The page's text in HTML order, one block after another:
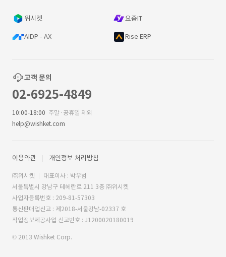
위시켓 요즘IT
AIDP - AX Rise ERP
고객 문의
02-6925-4849
10:00-18:00 주말·공휴일 제외
help@wishket.com
이용약관 개인정보 처리방침
㈜위시켓
대표이사 : 박우범
서울특별시 강남구 테헤란로 211 3층 ㈜위시켓
사업자등록번호 : 209-81-57303
통신판매업신고 : 제2018-서울강남-02337 호
직업정보제공사업 신고번호 : J1200020180019
© 2013 Wishket Corp.